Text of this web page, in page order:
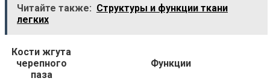
Читайте также: Структуры и функции ткани
легких
Кости жгута
черепного
паза
Функции